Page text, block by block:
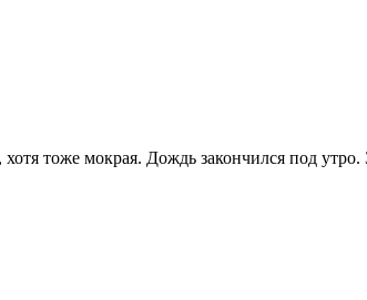
тоже мокрая. Дождь закончился под